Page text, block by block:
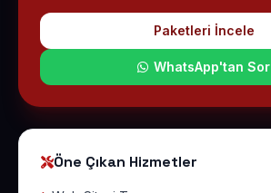
Paketleri İncele
WhatsApp'tan Sor
Öne Çıkan Hizmetler